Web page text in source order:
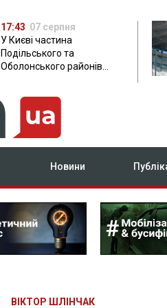
17:43 07 серпня
У Києві частина
Подільського та
Оболонського районів
Новини
ВІКТОР ШЛІНЧАК